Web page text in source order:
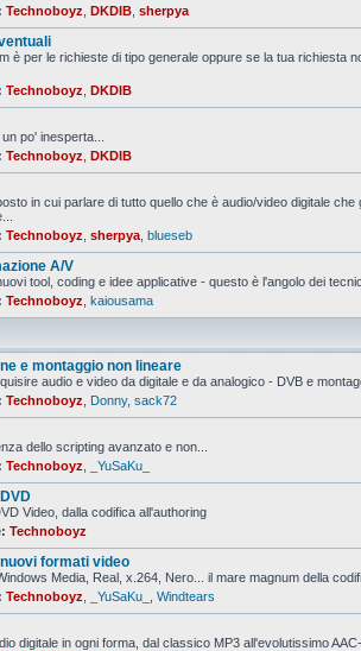
Technoboyz DKDIB sherpya
è per le richieste di tipo generale oppure se la tua richiesta
Technoboyz DKDIB
po' inesperta...
Technoboyz DKDIB
in cui parlare di tutto quello che è audio/video digitale
Technoboyz sherpya blueseb
A/V
tool, coding e idee applicative - questo è l'angolo dei
Technoboyz kaiousama
e montaggio non lineare
audio e video da digitale e da analogico - DVB e
Technoboyz Donny, sack72
dello scripting avanzato e non...
Technoboyz _YuSaKu_
Video, dalla codifica all'authoring
Technoboyz
nuovi formati video
Media, Real, x.264, Nero... il mare magnum della
Technoboyz _YuSaKu_ Windtears
digitale in ogni forma, dal classico MP3 all'evolutissimo